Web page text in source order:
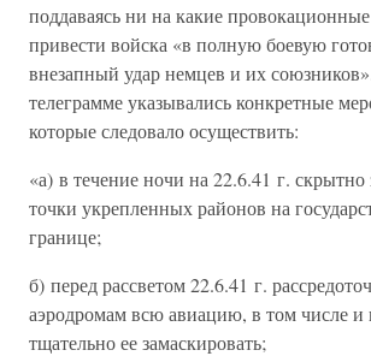
поддаваясь ни на какие
привести войска «в полную боевую
внезапный удар немцев и их
телеграмме указывались конкретные
которые следовало осуществить:
«а) в течение ночи на 22.6.41 г. скрытно
точки укрепленных районов на
границе;
б) перед рассветом 22.6.41 г.
аэродромам всю авиацию, в том числе и
тщательно ее замаскировать;